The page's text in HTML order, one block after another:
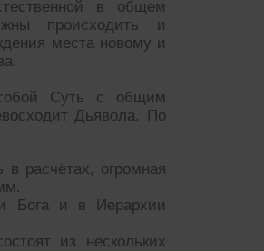
в общем
происходить и
места новому и
Суть с общим
Дьявола. По
расчётах, огромная
Бога и в Иерархии
из нескольких